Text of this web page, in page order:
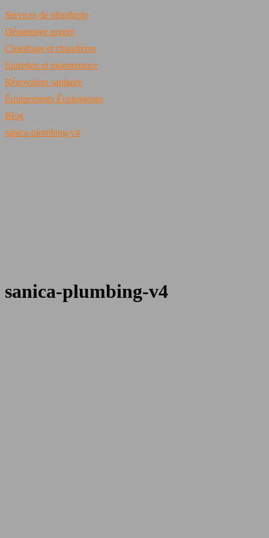
Services de plomberie
Dépannage urgent
Chauffage et chaudières
Entretien et maintenance
Rénovation sanitaire
Équipements Écologiques
Blog
sanica-plumbing-v4
sanica-plumbing-v4